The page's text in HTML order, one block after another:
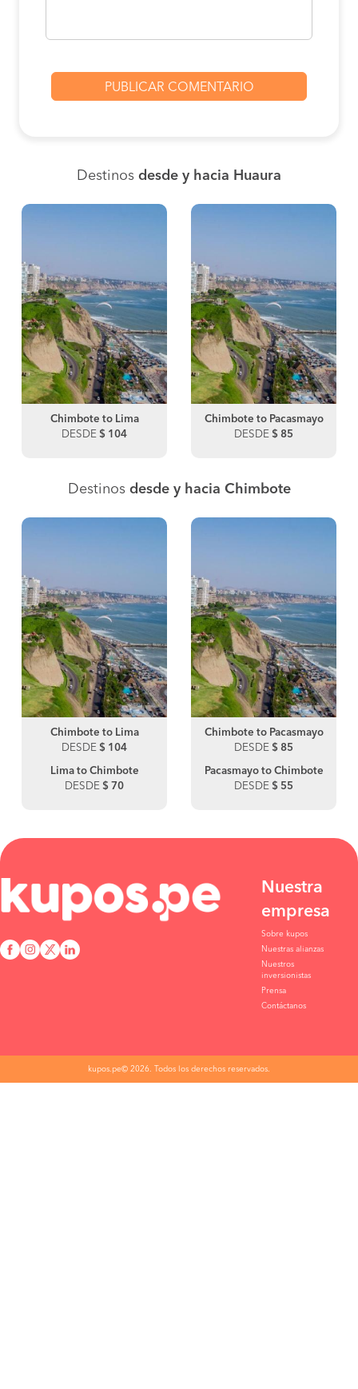
Destinos desde y hacia Huaura
Chimbote to Lima
DESDE $ 104
Chimbote to Pacasmayo
DESDE $ 85
Destinos desde y hacia Chimbote
Chimbote to Lima
DESDE $ 104
Lima to Chimbote
DESDE $ 70
Chimbote to Pacasmayo
DESDE $ 85
Pacasmayo to Chimbote
DESDE $ 55
Nuestra
empresa
Sobre kupos
Nuestras alianzas
Nuestros
inversionistas
Prensa
Contáctanos
kupos.pe© 2026. Todos los derechos reservados.